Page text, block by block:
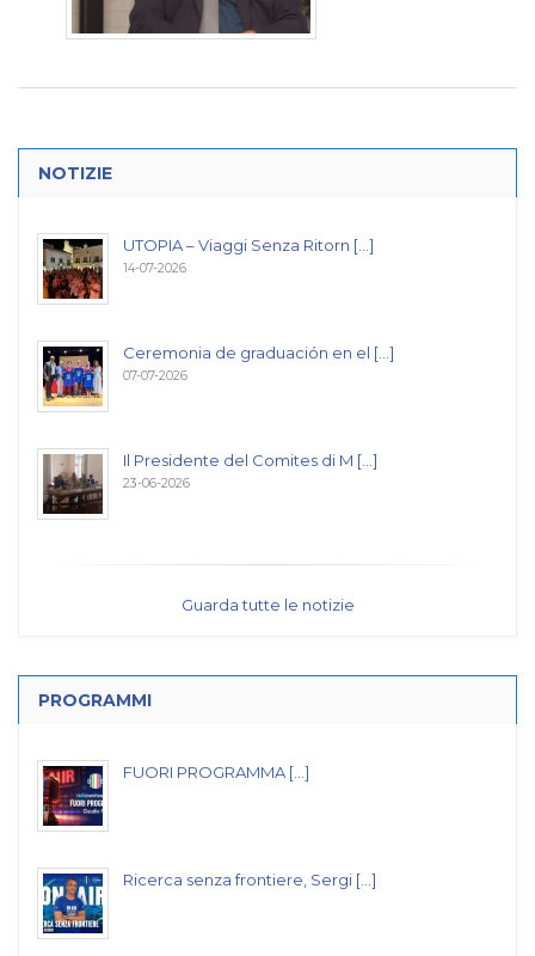
NOTIZIE
UTOPIA – Viaggi Senza Ritorn [...]
14-07-2026
Ceremonia de graduación en el [...]
07-07-2026
Il Presidente del Comites di M [...]
23-06-2026
Guarda tutte le notizie
PROGRAMMI
FUORI PROGRAMMA [...]
Ricerca senza frontiere, Sergi [...]